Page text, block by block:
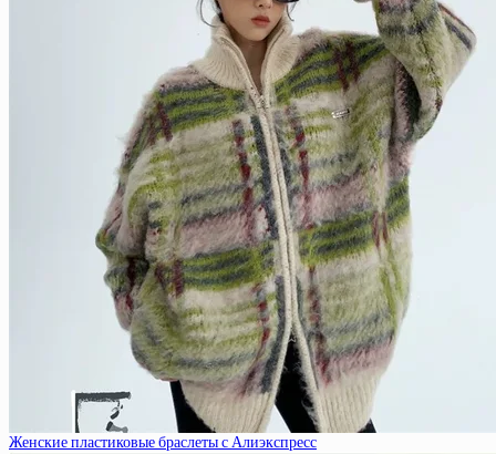
Женские пластиковые браслеты с Алиэкспресс